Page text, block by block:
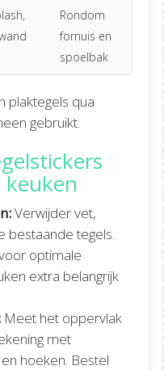
Rondom
fornuis en
spoelbak
plaktegels qua
gebruikt.
Verwijder vet,
bestaande tegels.
optimale
extra belangrijk
Meet het oppervlak
met
hoeken. Bestel